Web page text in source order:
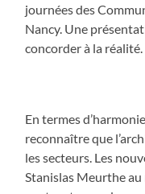
journées des
Nancy. Une
concorder à la réalité.
En termes
reconnaître que
les secteurs. Les
Stanislas Meurthe